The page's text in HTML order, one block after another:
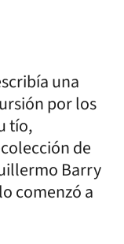
una
por los
tío,
de
Barry
comenzó a